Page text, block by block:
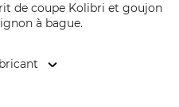
de coupe Kolibri et goujon
à bague.